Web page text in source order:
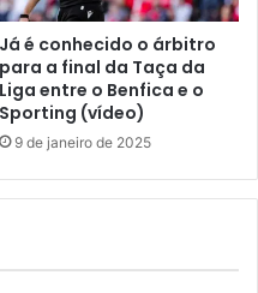
Já é conhecido o árbitro
para a final da Taça da
Liga entre o Benfica e o
Sporting (vídeo)
9 de janeiro de 2025